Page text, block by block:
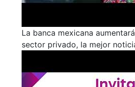
La banca mexicana
sector privado, la mejor